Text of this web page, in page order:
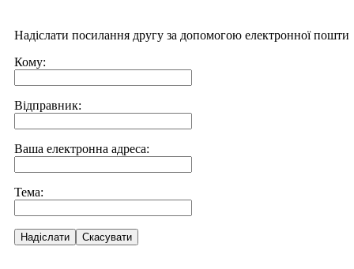
Надіслати посилання другу за допомогою електронної пошти
Кому:
Відправник:
Ваша електронна адреса:
Тема:
Надіслати Скасувати